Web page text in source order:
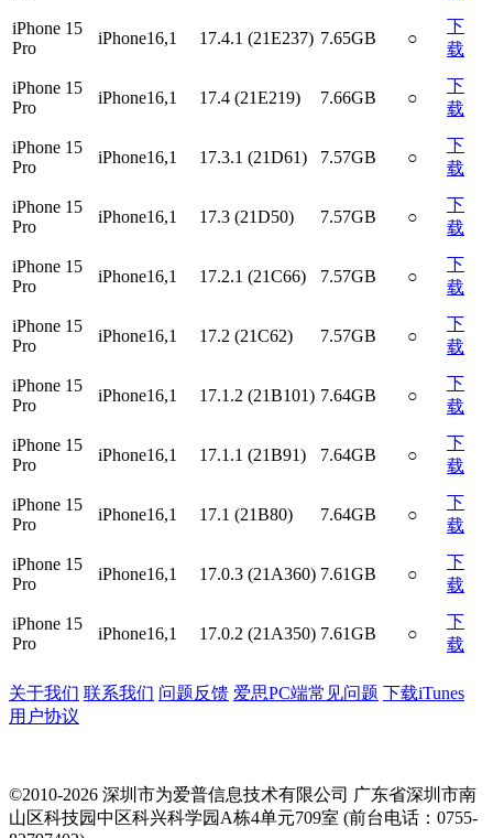
iPhone 15
Pro
iPhone16,1 17.4.1 (21E237) 7.65GB ○
下
载
iPhone 15
Pro
iPhone16,1 17.4 (21E219) 7.66GB ○
下
载
iPhone 15
Pro
iPhone16,1 17.3.1 (21D61) 7.57GB ○
下
载
iPhone 15
Pro
iPhone16,1 17.3 (21D50) 7.57GB ○
下
载
iPhone 15
Pro
iPhone16,1 17.2.1 (21C66) 7.57GB ○
下
载
iPhone 15
Pro
iPhone16,1 17.2 (21C62) 7.57GB ○
下
载
iPhone 15
Pro
iPhone16,1 17.1.2 (21B101) 7.64GB ○
下
载
iPhone 15
Pro
iPhone16,1 17.1.1 (21B91) 7.64GB ○
下
载
iPhone 15
Pro
iPhone16,1 17.1 (21B80) 7.64GB ○
下
载
iPhone 15
Pro
iPhone16,1 17.0.3 (21A360) 7.61GB ○
下
载
iPhone 15
Pro
iPhone16,1 17.0.2 (21A350) 7.61GB ○
下
载
关于我们 联系我们 问题反馈 爱思PC端常见问题 下载iTunes
用户协议
©2010-2026 深圳市为爱普信息技术有限公司 广东省深圳市南
山区科技园中区科兴科学园A栋4单元709室 (前台电话：0755-